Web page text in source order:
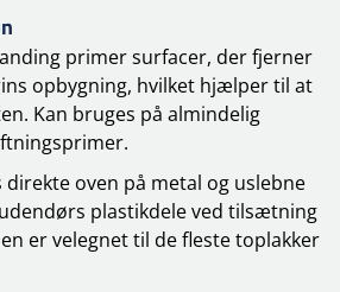
primer surfacer, der fjerner
opbygning, hvilket hjælper til at
Kan bruges på almindelig
direkte oven på metal og uslebne
plastikdele ved tilsætning
er velegnet til de fleste toplakker